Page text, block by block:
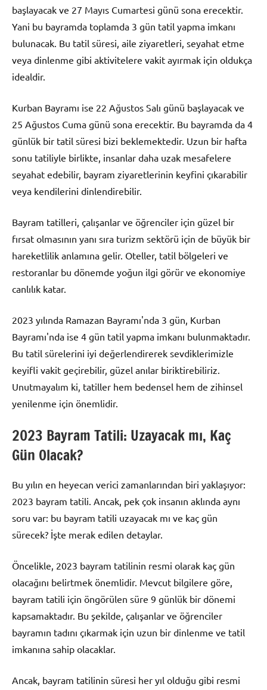
başlayacak ve 27 Mayıs Cumartesi günü sona erecektir.
Yani bu bayramda toplamda 3 gün tatil yapma imkanı
bulunacak. Bu tatil süresi, aile ziyaretleri, seyahat etme
veya dinlenme gibi aktivitelere vakit ayırmak için oldukça
idealdir.
Kurban Bayramı ise 22 Ağustos Salı günü başlayacak ve
25 Ağustos Cuma günü sona erecektir. Bu bayramda da 4
günlük bir tatil süresi bizi beklemektedir. Uzun bir hafta
sonu tatiliyle birlikte, insanlar daha uzak mesafelere
seyahat edebilir, bayram ziyaretlerinin keyfini çıkarabilir
veya kendilerini dinlendirebilir.
Bayram tatilleri, çalışanlar ve öğrenciler için güzel bir
fırsat olmasının yanı sıra turizm sektörü için de büyük bir
hareketlilik anlamına gelir. Oteller, tatil bölgeleri ve
restoranlar bu dönemde yoğun ilgi görür ve ekonomiye
canlılık katar.
2023 yılında Ramazan Bayramı'nda 3 gün, Kurban
Bayramı'nda ise 4 gün tatil yapma imkanı bulunmaktadır.
Bu tatil sürelerini iyi değerlendirerek sevdiklerimizle
keyifli vakit geçirebilir, güzel anılar biriktirebiliriz.
Unutmayalım ki, tatiller hem bedensel hem de zihinsel
yenilenme için önemlidir.
2023 Bayram Tatili: Uzayacak mı, Kaç
Gün Olacak?
Bu yılın en heyecan verici zamanlarından biri yaklaşıyor:
2023 bayram tatili. Ancak, pek çok insanın aklında aynı
soru var: bu bayram tatili uzayacak mı ve kaç gün
sürecek? İşte merak edilen detaylar.
Öncelikle, 2023 bayram tatilinin resmi olarak kaç gün
olacağını belirtmek önemlidir. Mevcut bilgilere göre,
bayram tatili için öngörülen süre 9 günlük bir dönemi
kapsamaktadır. Bu şekilde, çalışanlar ve öğrenciler
bayramın tadını çıkarmak için uzun bir dinlenme ve tatil
imkanına sahip olacaklar.
Ancak, bayram tatilinin süresi her yıl olduğu gibi resmi